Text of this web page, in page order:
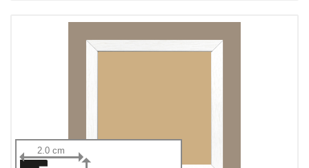
2.0 cm